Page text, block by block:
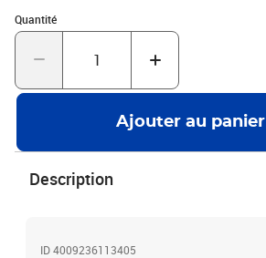
Quantité
Quantité : 1
Ajouter au panier
Description
ID 4009236113405